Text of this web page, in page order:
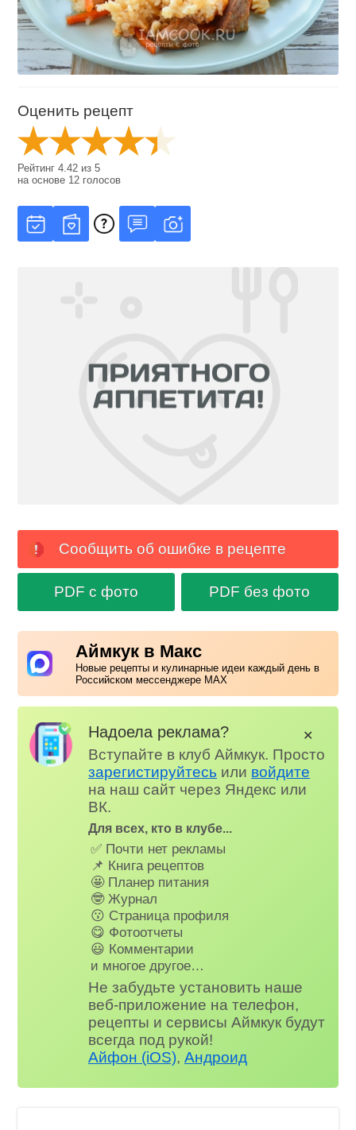
Оценить рецепт
Рейтинг4.42 из5
на основе 12 голосов
Сообщить об ошибке в рецепте
PDF с фото PDF без фото
Аймкук в Макс
Новые рецепты и кулинарные идеи каждый день в
Российском мессенджере MAX
Надоела реклама?
Вступайте в клуб Аймкук. Просто
зарегистируйтесь или войдите
на наш сайт через Яндекс или
ВК.
Для всех, кто в клубе...
✅ Почти нет рекламы
📌 Книга рецептов
🤩 Планер питания
🤓 Журнал
😗 Страница профиля
😋 Фотоотчеты
😃 Комментарии
и многое другое…
Не забудьте установить наше
веб-приложение на телефон,
рецепты и сервисы Аймкук будут
всегда под рукой!
Айфон (iOS),Андроид
✕